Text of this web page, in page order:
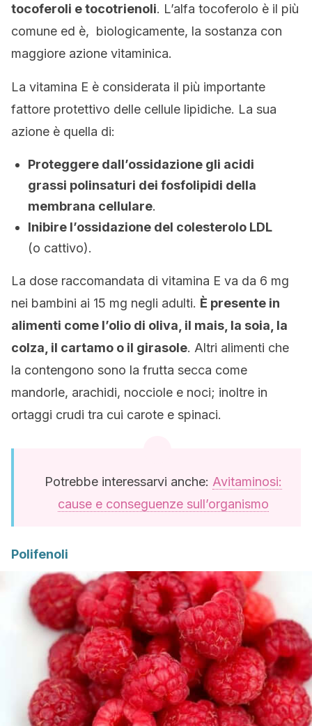
tocoferoli e tocotrienoli. L’alfa tocoferolo è il più
comune ed è, biologicamente, la sostanza con
maggiore azione vitaminica.
La vitamina E è considerata il più importante
fattore protettivo delle cellule lipidiche. La sua
azione è quella di:
Proteggere dall’ossidazione gli acidi
grassi polinsaturi dei fosfolipidi della
membrana cellulare.
Inibire l’ossidazione del colesterolo LDL
(o cattivo).
La dose raccomandata di vitamina E va da 6 mg
nei bambini ai 15 mg negli adulti. È presente in
alimenti come l’olio di oliva, il mais, la soia, la
colza, il cartamo o il girasole. Altri alimenti che
la contengono sono la frutta secca come
mandorle, arachidi, nocciole e noci; inoltre in
ortaggi crudi tra cui carote e spinaci.
Potrebbe interessarvi anche: Avitaminosi:
cause e conseguenze sull’organismo
Polifenoli